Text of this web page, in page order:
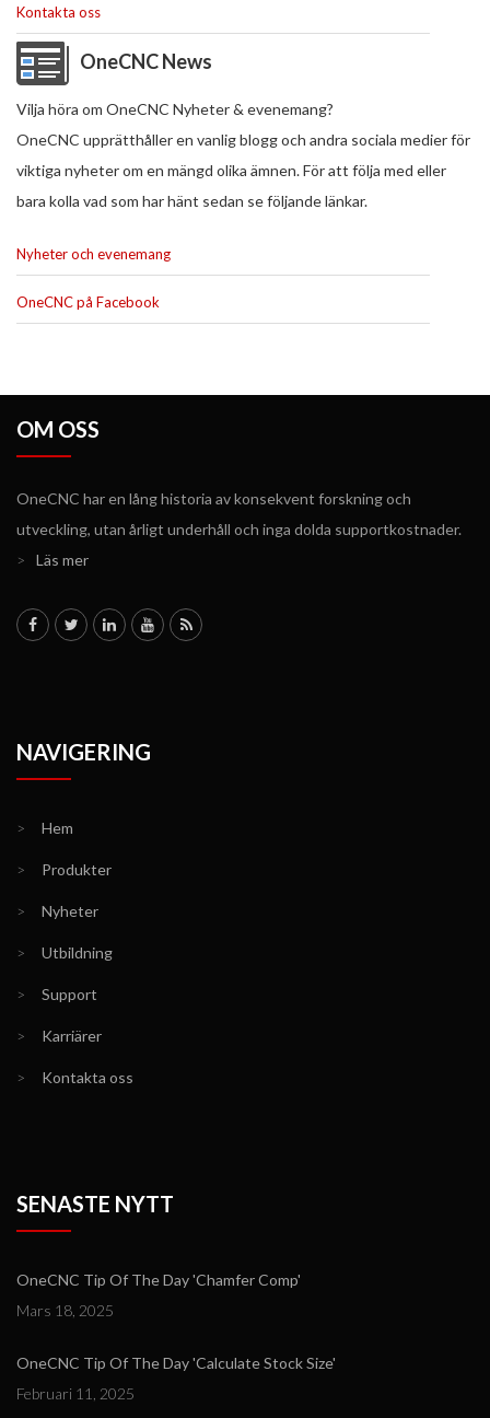
Kontakta oss
OneCNC News
Vilja höra om OneCNC Nyheter & evenemang?
OneCNC upprätthåller en vanlig blogg och andra sociala medier för
viktiga nyheter om en mängd olika ämnen. För att följa med eller
bara kolla vad som har hänt sedan se följande länkar.
Nyheter och evenemang
OneCNC på Facebook
OM OSS
OneCNC har en lång historia av konsekvent forskning och
utveckling, utan årligt underhåll och inga dolda supportkostnader.
>
Läs mer
NAVIGERING
> Hem
> Produkter
> Nyheter
> Utbildning
> Support
> Karriärer
> Kontakta oss
SENASTE NYTT
OneCNC Tip Of The Day 'Chamfer Comp'
Mars 18, 2025
OneCNC Tip Of The Day 'Calculate Stock Size'
Februari 11, 2025